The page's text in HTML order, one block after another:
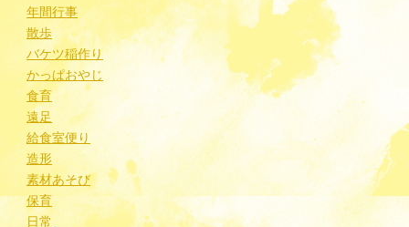
年間行事
散歩
バケツ稲作り
かっぱおやじ
食育
遠足
給食室便り
造形
素材あそび
保育
日常